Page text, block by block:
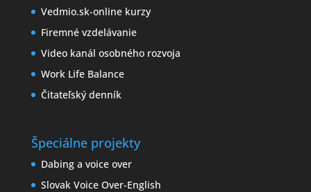
Vedmio.sk-online kurzy
Firemné vzdelávanie
Video kanál osobného rozvoja
Work Life Balance
Čitateľský denník
Špeciálne projekty
Dabing a voice over
Slovak Voice Over-English